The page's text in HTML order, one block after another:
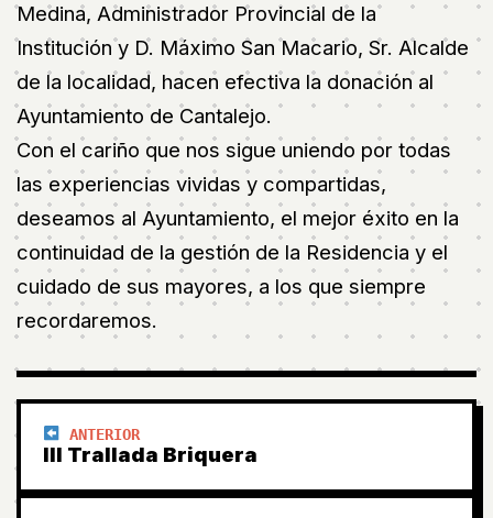
Medina, Administrador Provincial de la
Institución y D. Máximo San Macario, Sr. Alcalde
de la localidad, hacen efectiva la donación al
Ayuntamiento de Cantalejo.
Con el cariño que nos sigue uniendo por todas
las experiencias vividas y compartidas,
deseamos al Ayuntamiento, el mejor éxito en la
continuidad de la gestión de la Residencia y el
cuidado de sus mayores, a los que siempre
recordaremos.
ANTERIOR
III Trallada Briquera